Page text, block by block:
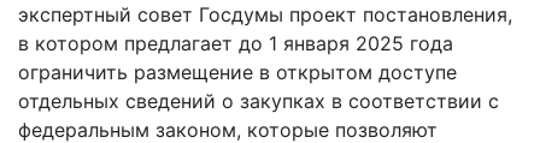
экспертный совет Госдумы проект постановления,
в котором предлагает до 1 января 2025 года
ограничить размещение в открытом доступе
отдельных сведений о закупках в соответствии с
федеральным законом, которые позволяют